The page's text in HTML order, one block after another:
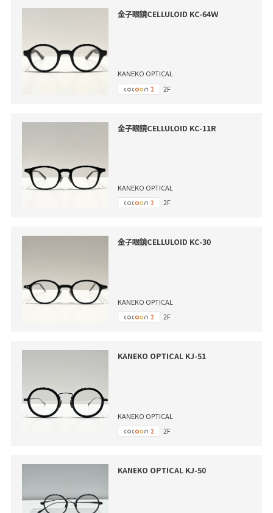
金子眼鏡CELLULOID KC-64Ｗ
KANEKO OPTICAL
2F
金子眼鏡CELLULOID KC-11R
KANEKO OPTICAL
2F
金子眼鏡CELLULOID KC-30
KANEKO OPTICAL
2F
KANEKO OPTICAL KJ-51
KANEKO OPTICAL
2F
KANEKO OPTICAL KJ-50